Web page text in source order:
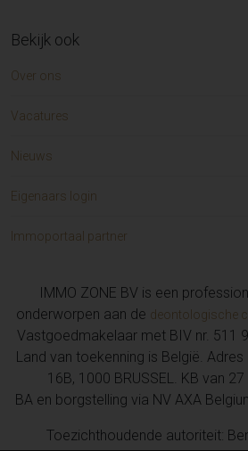
Bekijk ook
Over ons
Vacatures
Nieuws
Eigenaars login
Immoportaal partner
IMMO ZONE BV is een
onderworpen aan de deontologische
Vastgoedmakelaar met BIV nr. 511
Land van toekenning is België.
16B, 1000 BRUSSEL. KB van
BA en borgstelling via NV AXA
Toezichthoudende autoriteit: